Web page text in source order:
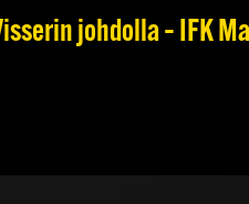
johdolla – IFK